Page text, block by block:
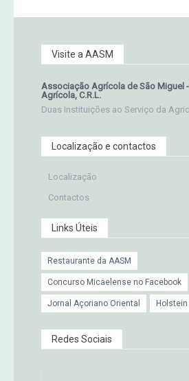
Visite a AASM
Associação Agrícola de São Miguel
Agrícola, C.R.L.
Duas Instituições ao Serviço da
Localização e contactos
Localização
Contactos
Links Úteis
Restaurante da AASM
Concurso Micaelense no Facebook
Jornal Açoriano Oriental
Redes Sociais